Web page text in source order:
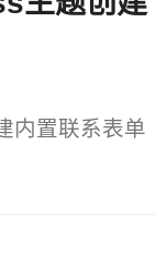
内置联系表单